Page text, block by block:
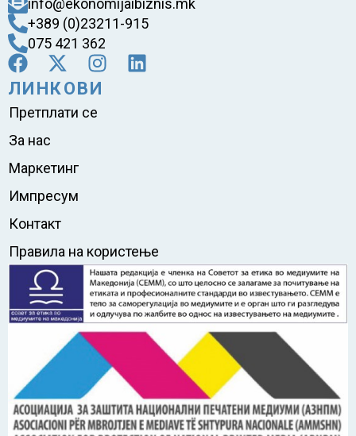
+389 (0)23211-915
075 421 362
ЛИНКОВИ
Претплати се
За нас
Маркетинг
Импресум
Контакт
Правила на користење